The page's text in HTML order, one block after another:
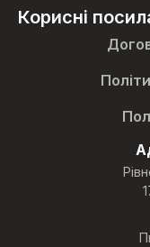
Корисні